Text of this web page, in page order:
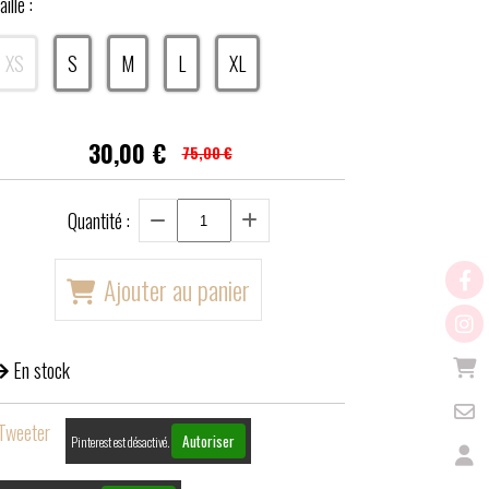
XS S M L XL
30,00 € 75,00 €
Quantité :
Ajouter au panier
En stock
Pinterest est désactivé. Autoriser